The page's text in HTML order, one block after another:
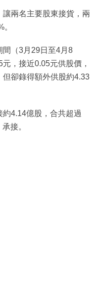
兩名主要股東接貨，兩
間（3月29日至4月8
，接近0.05元供股價，
卻錄得額外供股約4.33
4.14億股，合共超過
接。